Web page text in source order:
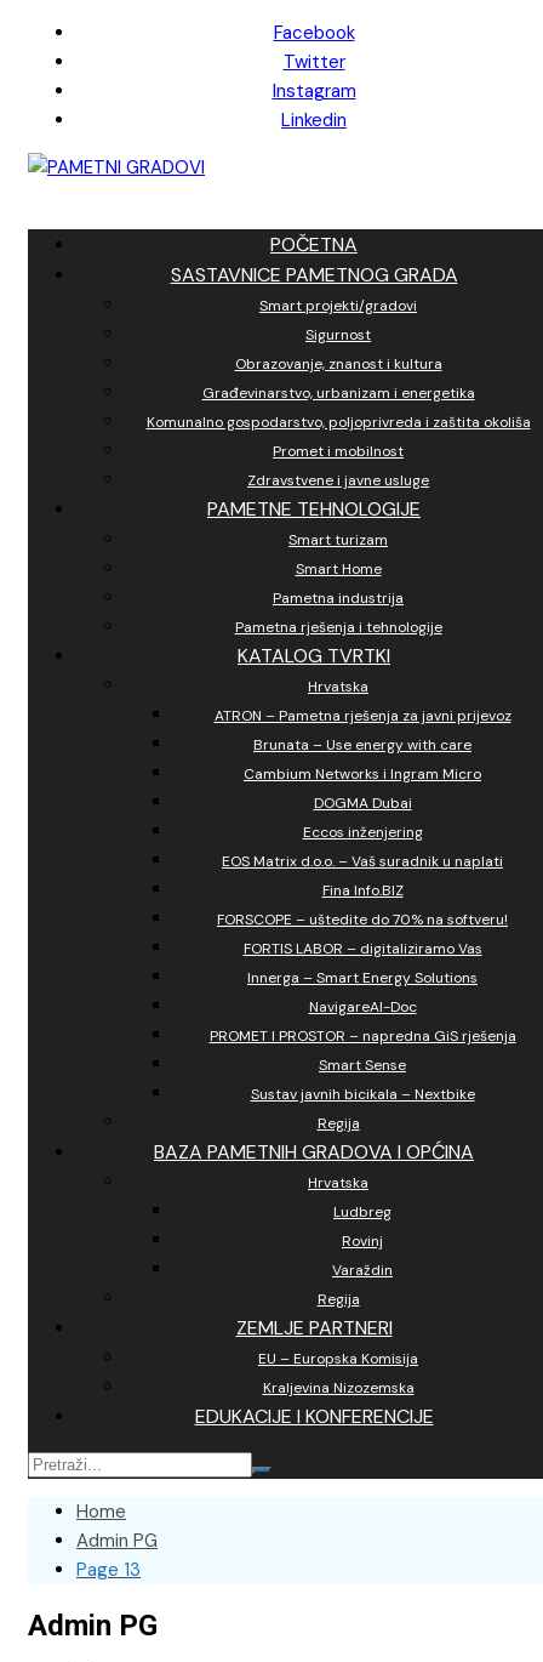
content
Facebook
Twitter
Instagram
Linkedin
POČETNA
SASTAVNICE PAMETNOG GRADA
Smart projekti/gradovi
Sigurnost
Obrazovanje, znanost i kultura
Građevinarstvo, urbanizam i energetika
Komunalno gospodarstvo, poljoprivreda i zaštita okoliša
Promet i mobilnost
Zdravstvene i javne usluge
PAMETNE TEHNOLOGIJE
Smart turizam
Smart Home
Pametna industrija
Pametna rješenja i tehnologije
KATALOG TVRTKI
Hrvatska
ATRON – Pametna rješenja za javni prijevoz
Brunata – Use energy with care
Cambium Networks i Ingram Micro
DOGMA Dubai
Eccos inženjering
EOS Matrix d.o.o. – Vaš suradnik u naplati
Fina Info.BIZ
FORSCOPE – uštedite do 70% na softveru!
FORTIS LABOR – digitaliziramo Vas
Innerga – Smart Energy Solutions
NavigareAI-Doc
PROMET I PROSTOR – napredna GiS rješenja
Smart Sense
Sustav javnih bicikala – Nextbike
Regija
BAZA PAMETNIH GRADOVA I OPĆINA
Hrvatska
Ludbreg
Rovinj
Varaždin
Regija
ZEMLJE PARTNERI
EU – Europska Komisija
Kraljevina Nizozemska
EDUKACIJE I KONFERENCIJE
Home
Admin PG
Page 13
Admin PG